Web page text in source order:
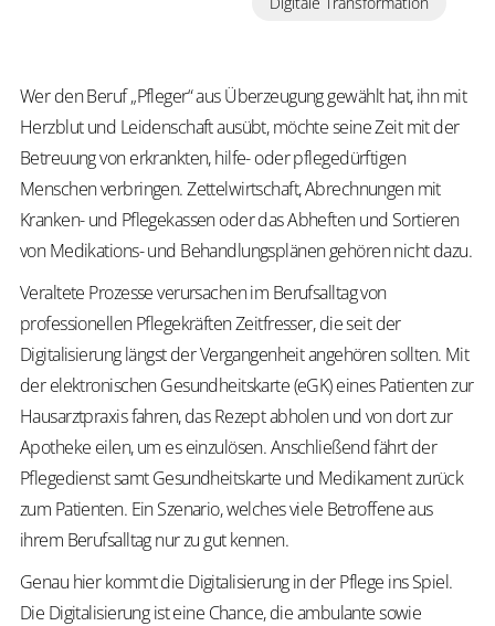
Wer den Beruf „Pfleger“ aus Überzeugung gewählt hat, ihn mit
Herzblut und Leidenschaft ausübt, möchte seine Zeit mit der
Betreuung von erkrankten, hilfe- oder pflegedürftigen
Menschen verbringen. Zettelwirtschaft, Abrechnungen mit
Kranken- und Pflegekassen oder das Abheften und Sortieren
von Medikations- und Behandlungsplänen gehören nicht dazu.
Veraltete Prozesse verursachen im Berufsalltag von
professionellen Pflegekräften Zeitfresser, die seit der
Digitalisierung längst der Vergangenheit angehören sollten. Mit
der elektronischen Gesundheitskarte (eGK) eines Patienten zur
Hausarztpraxis fahren, das Rezept abholen und von dort zur
Apotheke eilen, um es einzulösen. Anschließend fährt der
Pflegedienst samt Gesundheitskarte und Medikament zurück
zum Patienten. Ein Szenario, welches viele Betroffene aus
ihrem Berufsalltag nur zu gut kennen.
Genau hier kommt die Digitalisierung in der Pflege ins Spiel.
Die Digitalisierung ist eine Chance, die ambulante sowie